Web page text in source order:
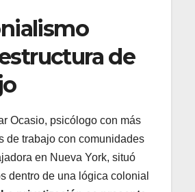
de
Ocasio, psicólogo con más
de trabajo con comunidades
en Nueva York, situó
dentro de una lógica colonial